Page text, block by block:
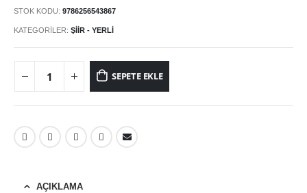
100.00₺.fiyat:
90.00₺.
STOK KODU: 9786256543867
KATEGORILER: ŞIIR - YERLI
SEPETE EKLE
AÇIKLAMA